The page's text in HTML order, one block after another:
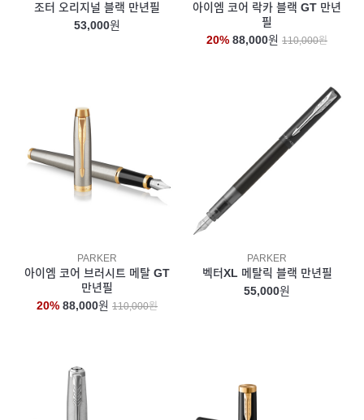
조터 오리지널 블랙 만년필
53,000원
아이엠 코어 락카 블랙 GT 만년
필
20% 88,000원 110,000원
PARKER
아이엠 코어 브러시트 메탈 GT
만년필
20% 88,000원 110,000원
PARKER
벡터XL 메탈릭 블랙 만년필
55,000원